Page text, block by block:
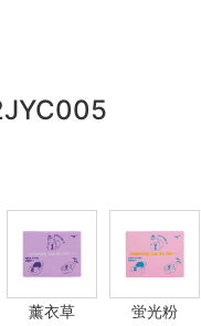
薰衣草 蛍光粉